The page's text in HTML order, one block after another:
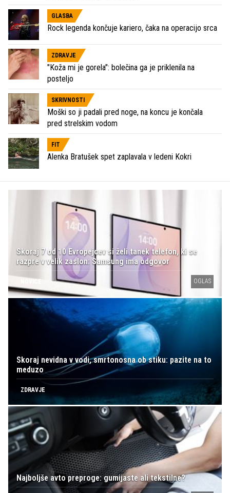
GLASBA
Rock legenda končuje kariero, čaka na operacijo srca
ZDRAVJE
"Koža mi je gorela": bolečina ga je priklenila na
posteljo
SKRIVNOSTI
Moški so ji padali pred noge, na koncu je končala
pred strelskim vodom
FIT
Alenka Bratušek spet zaplavala v ledeni Kokri
Skoraj 7 od 10 Evropejcev si želi tanek telefon, ki se
razpre v velik zaslon: Samsung ima odgovor
NOVICE OGLAS
Skoraj nevidna v vodi, smrtonosna ob stiku: pazite na to
meduzo
ZDRAVJE
Najboljše avto preproge: gumijaste ali tekstilne?